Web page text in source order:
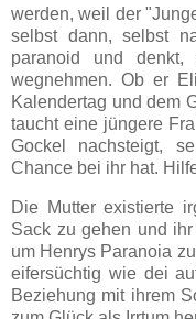
werden, weil der
selbst dann, selbst
paranoid und
wegnehmen. Ob er
Kalendertag und dem
taucht eine jüngere
Gockel nachsteigt,
Chance bei ihr hat.
Die Mutter existierte
Sack zu gehen und
um Henrys Paranoia
eifersüchtig wie dei
Beziehung mit ihrem